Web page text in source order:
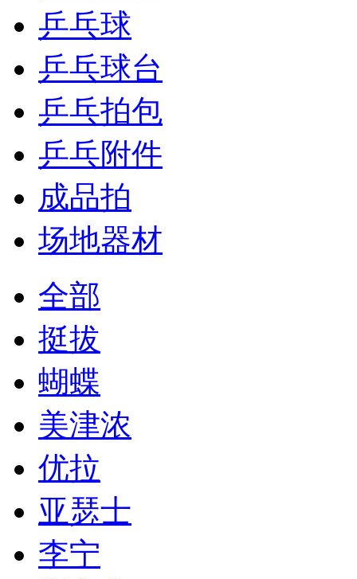
乒乓球
乒乓球台
乒乓拍包
乒乓附件
成品拍
场地器材
全部
挺拔
蝴蝶
美津浓
优拉
亚瑟士
李宁